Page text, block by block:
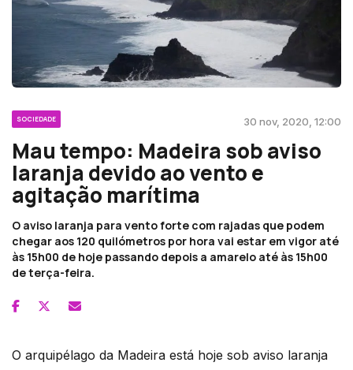
SOCIEDADE 30 nov, 2020, 12:00
Mau tempo: Madeira sob aviso
laranja devido ao vento e
agitação marítima
O aviso laranja para vento forte com rajadas que podem
chegar aos 120 quilómetros por hora vai estar em vigor até
às 15h00 de hoje passando depois a amarelo até às 15h00
de terça-feira.
O arquipélago da Madeira está hoje sob aviso laranja